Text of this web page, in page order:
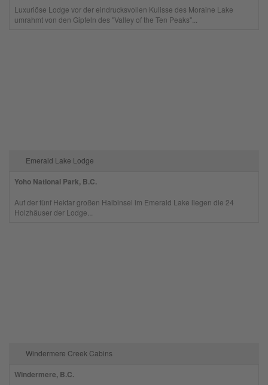
Luxuriöse Lodge vor der eindrucksvollen Kulisse des Moraine Lake
umrahmt von den Gipfeln des "Valley of the Ten Peaks"...
Emerald Lake Lodge
Yoho National Park, B.C.
Auf der fünf Hektar großen Halbinsel im Emerald Lake liegen die 24
Holzhäuser der Lodge...
Windermere Creek Cabins
Windermere, B.C.